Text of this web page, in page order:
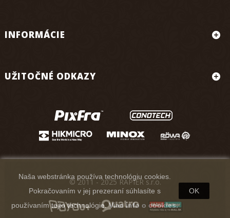
INFORMÁCIE
UŽITOČNÉ ODKAZY
Naša webstránka používa technológiu cookies.
Pokračovaním v jej prezeraní súhlasíte s
používaním tejto technológie.Viac info o cookies.
OK
© 2011 - 2025 RAPIER s.r.o.